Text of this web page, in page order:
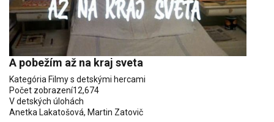
A pobežím až na kraj sveta
Kategória Filmy s detskými hercami
Počet zobrazení12,674
V detských úlohách
Anetka Lakatošová, Martin Zatovič